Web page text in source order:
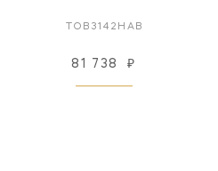
TOB3142HAB
81 738 ₽